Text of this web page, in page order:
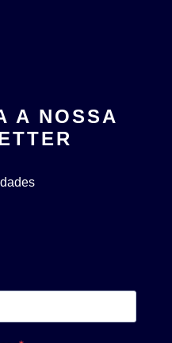
A NOSSA